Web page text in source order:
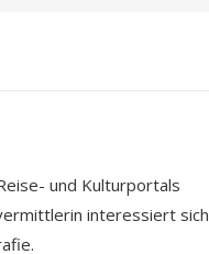
und Kulturportals
interessiert